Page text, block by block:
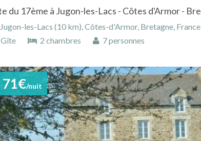
Jugon-les-Lacs (10 km), Côtes-d'Armor, Bretagne, France
Gîte
2 chambres 7 personnes
71€/nuit